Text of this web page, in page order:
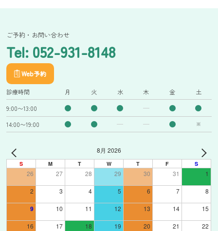
ご予約・お問い合わせ
Tel: 052-931-8148
Web予約
診療時間 月 火 水 木 金 土
9:00〜13:00
14:00〜19:00
※
8月 2026
S M T W T F S
26 27 28 29 30 31 1
2 3 4 5 6 7 8
9 10 11 12 13 14 15
16 17 18 19 20 21 22